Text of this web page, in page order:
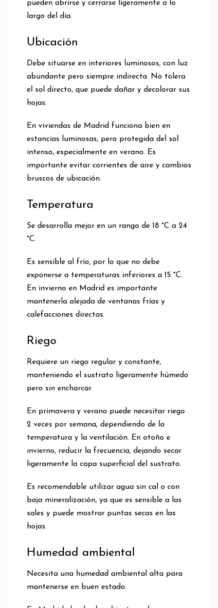
pueden abrirse y cerrarse ligeramente a lo
largo del día.
Ubicación
Debe situarse en interiores luminosos, con luz
abundante pero siempre indirecta. No tolera
el sol directo, que puede dañar y decolorar sus
hojas.
En viviendas de Madrid funciona bien en
estancias luminosas, pero protegida del sol
intenso, especialmente en verano. Es
importante evitar corrientes de aire y cambios
bruscos de ubicación.
Temperatura
Se desarrolla mejor en un rango de 18 °C a 24
°C.
Es sensible al frío, por lo que no debe
exponerse a temperaturas inferiores a 15 °C.
En invierno en Madrid es importante
mantenerla alejada de ventanas frías y
calefacciones directas.
Riego
Requiere un riego regular y constante,
manteniendo el sustrato ligeramente húmedo
pero sin encharcar.
En primavera y verano puede necesitar riego
2 veces por semana, dependiendo de la
temperatura y la ventilación. En otoño e
invierno, reducir la frecuencia, dejando secar
ligeramente la capa superficial del sustrato.
Es recomendable utilizar agua sin cal o con
baja mineralización, ya que es sensible a las
sales y puede mostrar puntas secas en las
hojas.
Humedad ambiental
Necesita una humedad ambiental alta para
mantenerse en buen estado.